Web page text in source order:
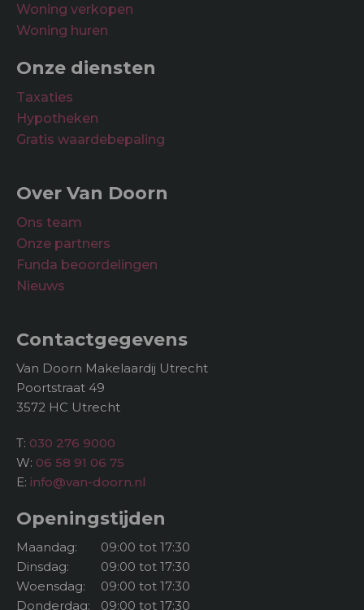
Woning verkopen
Woning huren
Onze diensten
Taxaties
Hypotheken
Gratis waardebepaling
Over Van Doorn
Ons team
Onze partners
Funda beoordelingen
Nieuws
Contactgegevens
Van Doorn Makelaardij Utrecht
Poortstraat 49
3572 HC Utrecht
T: 030 276 9000
W: 06 58 91 06 75
E: info@van-doorn.nl
Openingstijden
Maandag:
09:00 tot 17:30
Dinsdag:
09:00 tot 17:30
Woensdag:
09:00 tot 17:30
Donderdag:
09:00 tot 17:30